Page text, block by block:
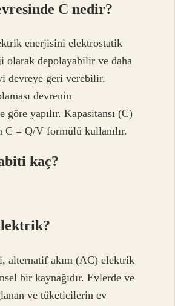
C nedir?
enerjisini elektrostatik
olarak depolayabilir ve daha
devreye geri verebilir.
devrenin
göre yapılır. Kapasitansı (C)
C = Q/V formülü kullanılır.
kaç?
alternatif akım (AC) elektrik
bir kaynağıdır. Evlerde ve
ve tüketicilerin ev